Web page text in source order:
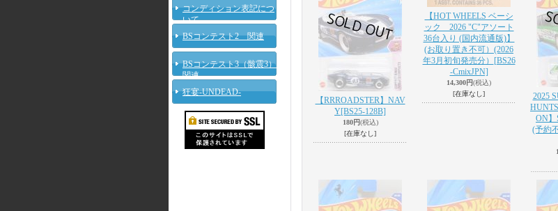
コンディション表記につ
いて
BSコンテスト2 関連
BSコンテスト3（骸震3）
関連
狂宴-UNDEAD-
【RRROADSTER】NAV
Y[BS25-128B]
180円(税込)
[在庫なし]
【HOT WHEELS ベーシ
ック 2026 "C"アソート
36台入り (国内流通版)】
(お取り置き不可）(2026
年3月初旬発売分） [BS26
-CmixJPN]
14,300円(税込)
[在庫なし]
2025
ON】
(予約